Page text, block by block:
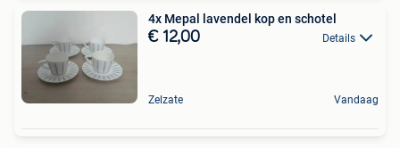
4x Mepal lavendel kop en schotel
€ 12,00 Details
Zelzate Vandaag